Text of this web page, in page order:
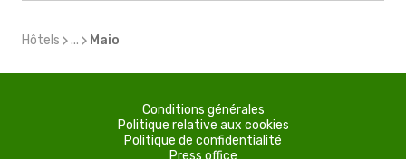
Hôtels ... Maio
Conditions générales
Politique relative aux cookies
Politique de confidentialité
Press office